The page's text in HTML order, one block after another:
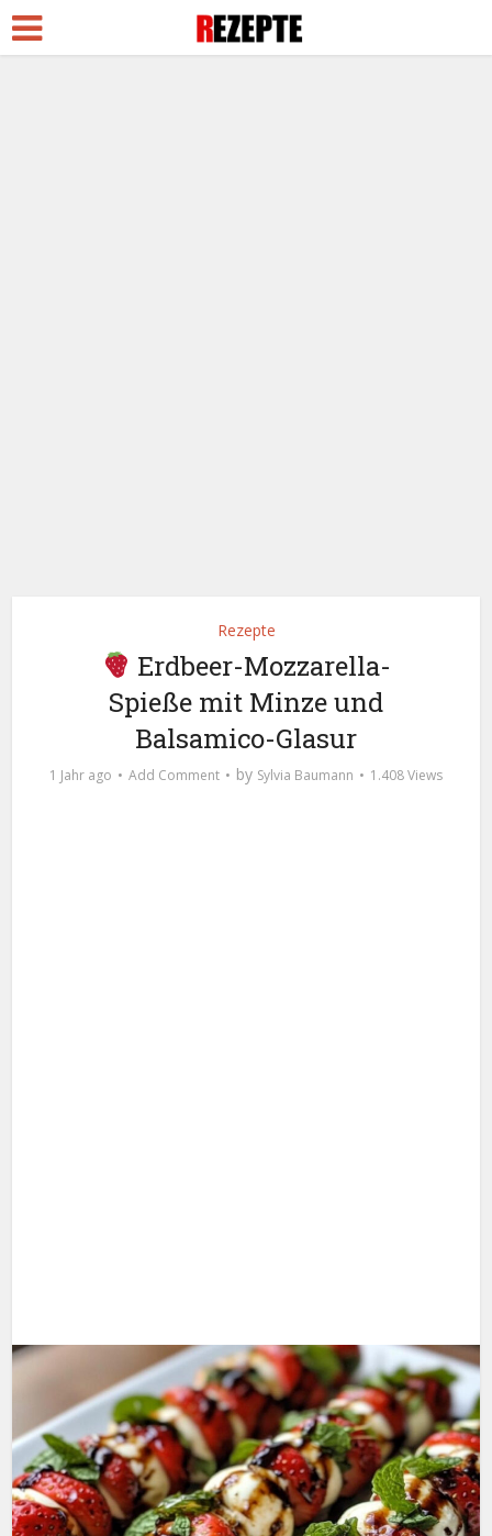
Rezepte
Erdbeer-Mozzarella-
Spieße mit Minze und
Balsamico-Glasur
1 Jahr ago Add Comment by Sylvia Baumann 1.408 Views